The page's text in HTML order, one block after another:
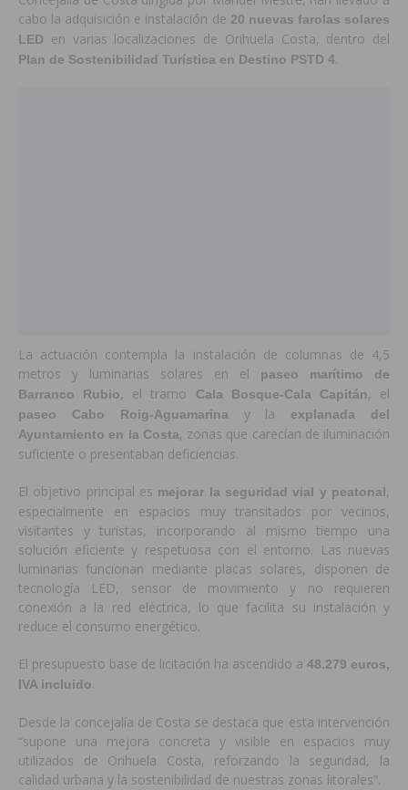
cabo la adquisición e instalación de 20 nuevas farolas solares
LED
en varias localizaciones de Orihuela Costa, dentro del
Plan de Sostenibilidad Turística en Destino PSTD 4.
La actuación contempla la instalación de columnas de 4,5
metros y luminarias solares en el
paseo marítimo de
Barranco Rubio, el tramo Cala Bosque-Cala Capitán, el
paseo Cabo Roig-Aguamarinay la
explanada del
Ayuntamiento en la Costa, zonas que carecían de iluminación
suficiente o presentaban deficiencias.
El objetivo principal es mejorar la seguridad vial y peatonal,
especialmente en espacios muy transitados por vecinos,
visitantes y turistas, incorporando al mismo tiempo una
solución eficiente y respetuosa con el entorno. Las nuevas
luminarias funcionan mediante placas solares, disponen de
tecnología LED, sensor de movimiento y no requieren
conexión a la red eléctrica, lo que facilita su instalación y
reduce el consumo energético.
El presupuesto base de licitación ha ascendido a 48.279 euros,
IVA incluido.
Desde la concejalía de Costa se destaca que esta intervención
“supone una mejora concreta y visible en espacios muy
utilizados de Orihuela Costa, reforzando la seguridad, la
calidad urbana y la sostenibilidad de nuestras zonas litorales”.